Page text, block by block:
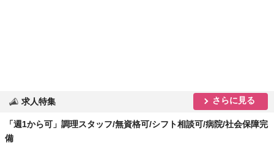
求人特集 さらに見る
「週1から可」調理スタッフ/無資格可/シフト相談可/病院/社会保障完
備